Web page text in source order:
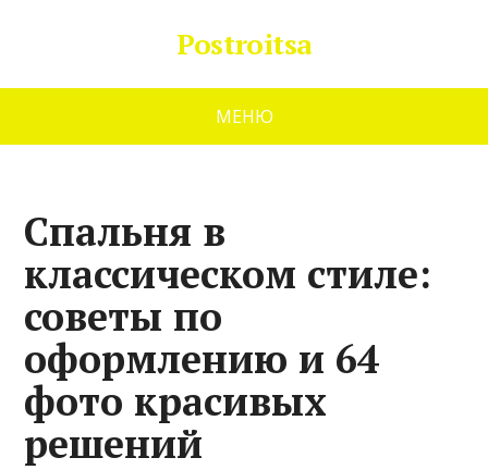
Postroitsa
МЕНЮ
Спальня в
классическом стиле:
советы по
оформлению и 64
фото красивых
решений